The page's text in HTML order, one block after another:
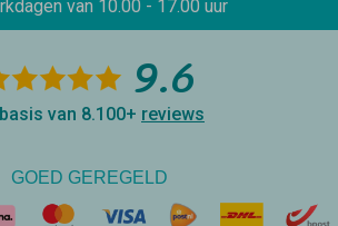
van 10.00 - 17.00 uur
9.6
van 8.100+ reviews
GOED GEREGELD